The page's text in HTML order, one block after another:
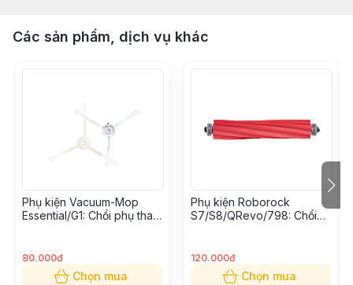
Các sản phẩm, dịch vụ khác
Phụ kiện Vacuum-Mop
Essential/G1: Chổi phụ thay
80.000đ
Chọn mua
Phụ kiện Roborock
S7/S8/QRevo/798: Chổi
120.000đ
Chọn mua